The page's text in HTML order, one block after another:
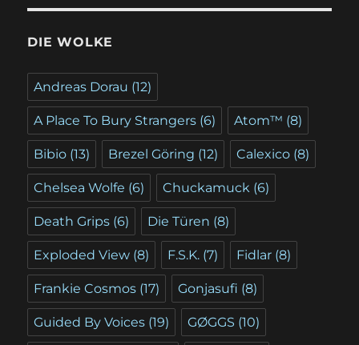
DIE WOLKE
Andreas Dorau (12)
A Place To Bury Strangers (6) Atom™ (8)
Bibio (13) Brezel Göring (12) Calexico (8)
Chelsea Wolfe (6) Chuckamuck (6)
Death Grips (6) Die Türen (8)
Exploded View (8) F.S.K. (7) Fidlar (8)
Frankie Cosmos (17) Gonjasufi (8)
Guided By Voices (19) GØGGS (10)